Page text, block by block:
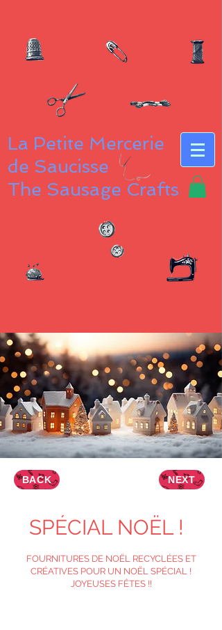
La Petite Mercerie
de Saucisse
The Sausage Crafts
BACK NEXT
SPÉCIAL NOËL !
FOURNITURES DE NOËL RECYCLÉES ET
CRÉATIVES POUR UN NOËL SPÉCIAL !
JOYEUSES FÊTES !!